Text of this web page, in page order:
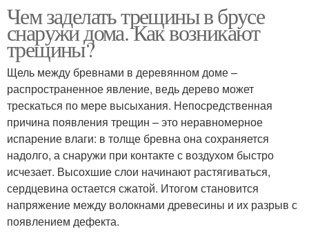
Чем заделать трещины в брусе
снаружи дома. Как возникают
трещины?
Щель между бревнами в деревянном доме –
распространенное явление, ведь дерево может
трескаться по мере высыхания. Непосредственная
причина появления трещин – это неравномерное
испарение влаги: в толще бревна она сохраняется
надолго, а снаружи при контакте с воздухом быстро
исчезает. Высохшие слои начинают растягиваться,
сердцевина остается сжатой. Итогом становится
напряжение между волокнами древесины и их разрыв с
появлением дефекта.